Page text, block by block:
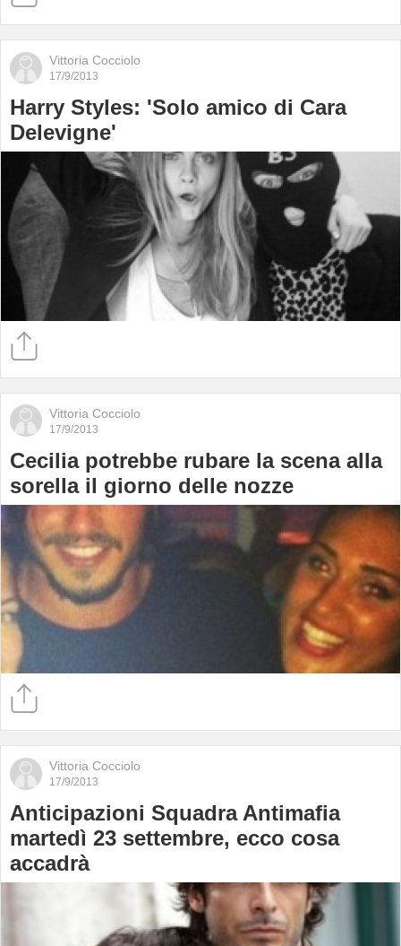
Vittoria Cocciolo
17/9/2013
Harry Styles: 'Solo amico di Cara
Delevigne'
Vittoria Cocciolo
17/9/2013
Cecilia potrebbe rubare la scena alla
sorella il giorno delle nozze
Vittoria Cocciolo
17/9/2013
Anticipazioni Squadra Antimafia
martedì 23 settembre, ecco cosa
accadrà